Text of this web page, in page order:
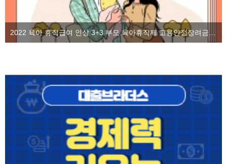
2022 육아 휴직급여 인상 3+3 부모 육아휴직제 고용안정장려금을 알아보자